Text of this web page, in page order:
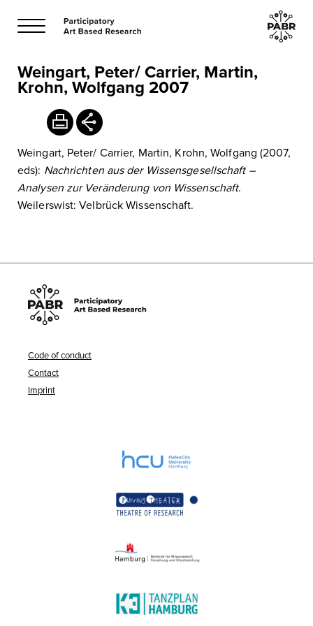
Weingart, Peter/ Carrier, Martin,
Krohn, Wolfgang 2007
Weingart, Peter/ Carrier, Martin, Krohn, Wolfgang (2007,
eds): Nachrichten aus der Wissensgesellschaft –
Analysen zur Veränderung von Wissenschaft.
Weilerswist: Velbrück Wissenschaft.
Code of conduct
Contact
Imprint